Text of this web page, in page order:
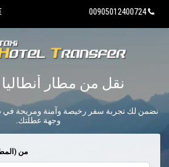
00905012400724
نقل من مطار
نضمن لك تجربة سفر رخيصة وآمنة ومريحة في
وجهة عطلتك.
من